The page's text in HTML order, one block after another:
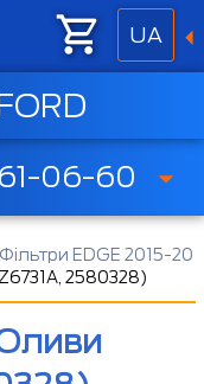
UA
06-60
Фільтри EDGE 2015-20
2580328)
Оливи